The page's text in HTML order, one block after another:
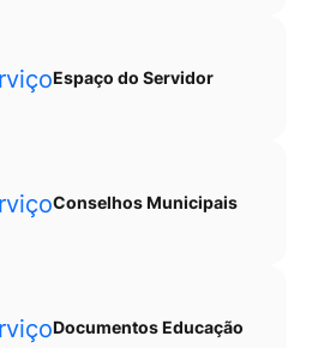
Espaço do Servidor
Conselhos Municipais
Documentos Educação